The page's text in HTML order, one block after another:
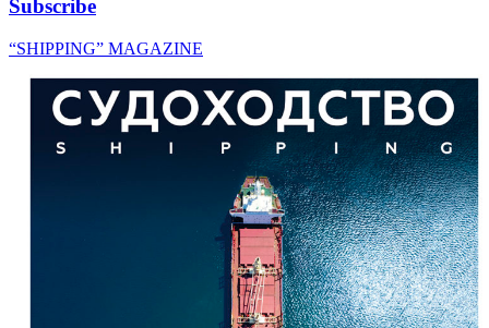
Subscribe
“SHIPPING” MAGAZINE